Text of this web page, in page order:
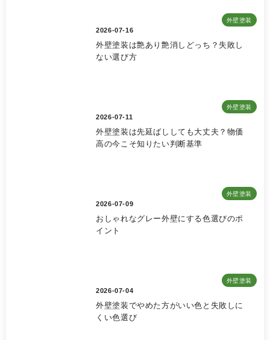
外壁塗装
2026-07-16
外壁塗装は艶あり艶消しどっち？失敗し
ない選び方
外壁塗装
2026-07-11
外壁塗装は先延ばししても大丈夫？物価
高の今こそ知りたい判断基準
外壁塗装
2026-07-09
おしゃれなグレー外壁にする色選びのポ
イント
外壁塗装
2026-07-04
外壁塗装でやめた方がいい色と失敗しに
くい色選び